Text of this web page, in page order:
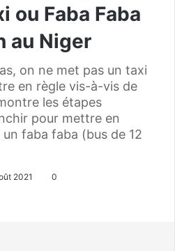
ou Faba Faba
au Niger
on ne met pas un taxi
en règle vis-à-vis de
les étapes
pour mettre en
faba faba (bus de 12
2021 0